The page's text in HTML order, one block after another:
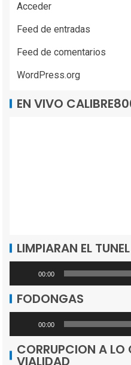
Acceder
Feed de entradas
Feed de comentarios
WordPress.org
EN VIVO
LIMPIARAN EL
Reproductor
de
00:00
FODONGAS
Reproductor
de
audio
00:00
CORRUPCION A LO
VIALIDAD